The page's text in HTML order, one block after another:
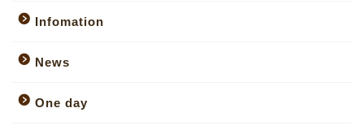
Infomation
News
One day